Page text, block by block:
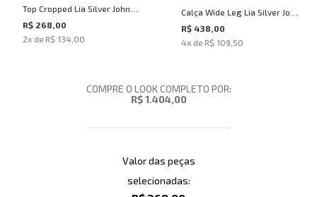
Top Cropped Lia Silver John
John Feminino
R$ 268,00
2x de R$ 134,00
Calça Wide Leg Lia Silver John
John Feminina
R$ 438,00
4x de R$ 109,50
COMPRE O LOOK COMPLETO POR:
R$ 1.404,00
Valor das peças
selecionadas: